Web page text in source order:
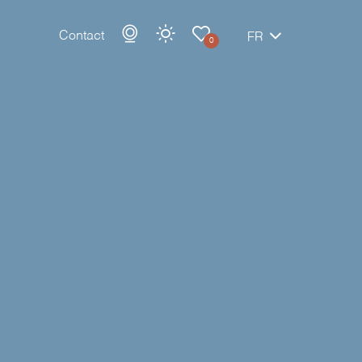
Contact 0 FR